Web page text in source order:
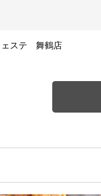
ェステ 舞鶴店